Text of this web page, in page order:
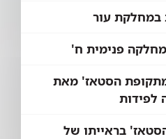
במחלקת עור
פנימית ח'
הסטאז' מאת
לפידות
בראייתו של